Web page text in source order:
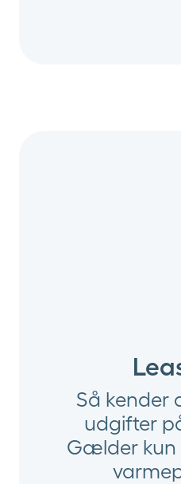
Så kender
udgifter
Gælder kun